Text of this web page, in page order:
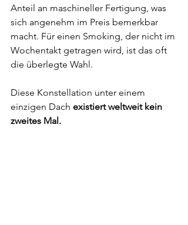
Anteil an maschineller Fertigung, was
sich angenehm im Preis bemerkbar
macht. Für einen Smoking, der nicht im
Wochentakt getragen wird, ist das oft
die überlegte Wahl.
Diese Konstellation unter einem
einzigen Dach existiert weltweit kein
zweites Mal.